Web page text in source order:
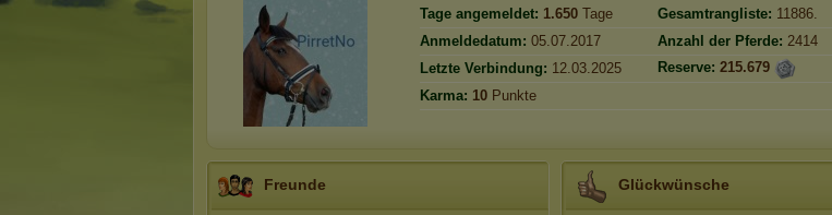
Tage angemeldet: 1.650 Tage Gesamtrangliste: 11886.
Anmeldedatum: 05.07.2017 Anzahl der Pferde: 2414
Letzte Verbindung: 12.03.2025 Reserve: 215.679
Karma: 10 Punkte
Freunde Glückwünsche